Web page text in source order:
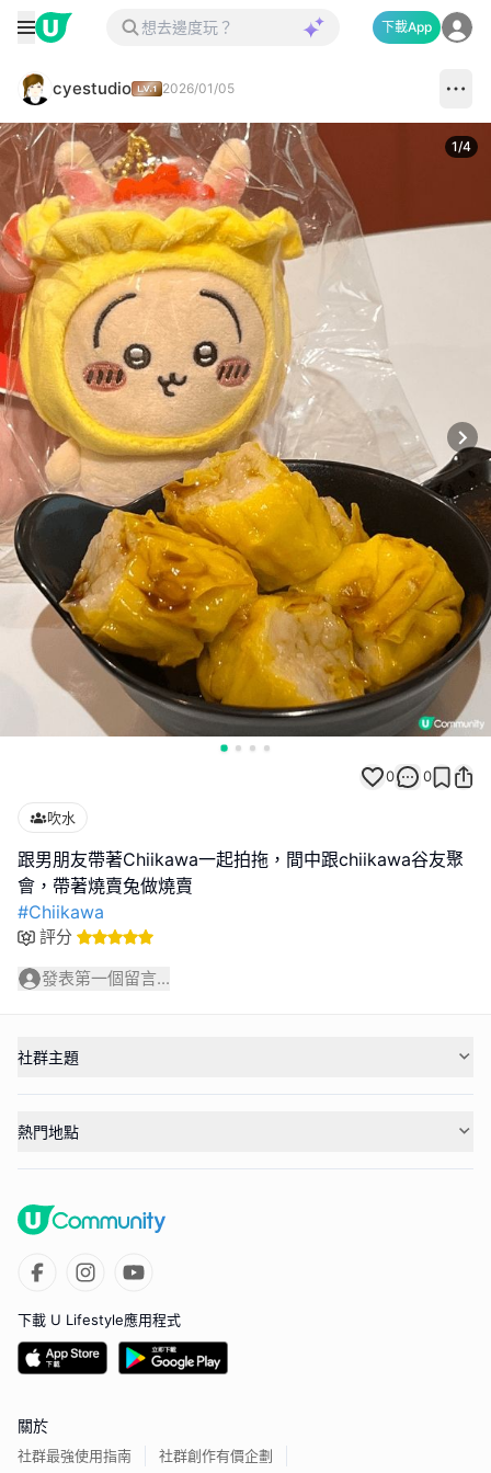
下載App
cyestudio 2026/01/05
1/4
0 0
吹水
跟男朋友帶著Chiikawa一起拍拖，間中跟chiikawa谷友聚
#Chiikawa
評分
發表第一個留言...
社群主題
熱門地點
下載 U Lifestyle應用程式
關於
社群最強使用指南 社群創作有價企劃